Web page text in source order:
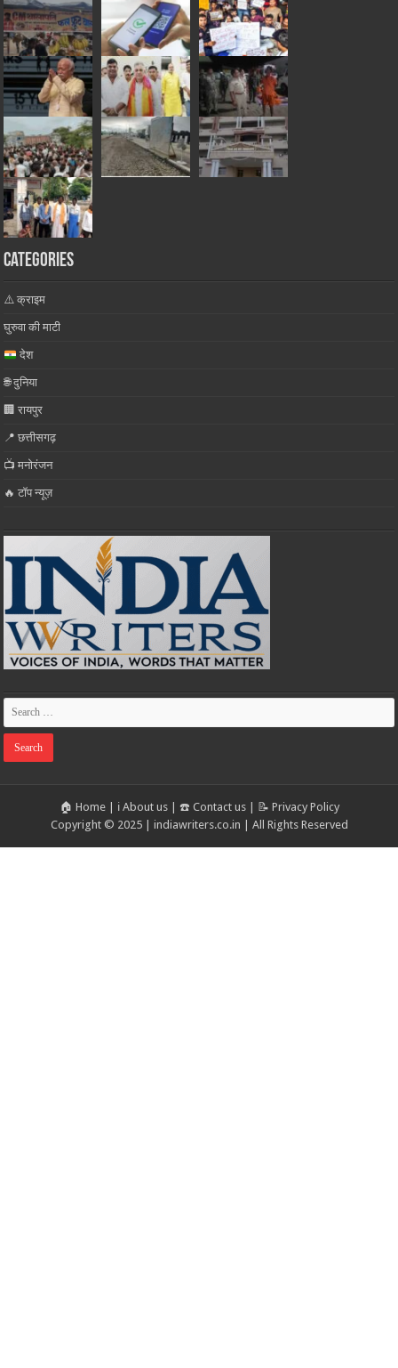
Categories
⚠️ क्राइम
घुरुवा की माटी
देश
🌐 दुनिया
🏢 रायपुर
📍 छत्तीसगढ़
📺 मनोरंजन
🔥 टॉप न्यूज़
🏠 Home| ℹ️ About us| ☎️ Contact us|
📝 Privacy Policy
Copyright © 2025 | indiawriters.co.in | All Rights Reserved